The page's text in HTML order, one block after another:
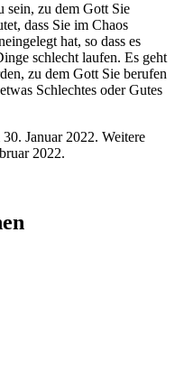
sein, zu dem Gott Sie
dass Sie im Chaos
hat, so dass es
schlecht laufen. Es geht
zu dem Gott Sie berufen
Schlechtes oder Gutes
Januar 2022. Weitere
2022.